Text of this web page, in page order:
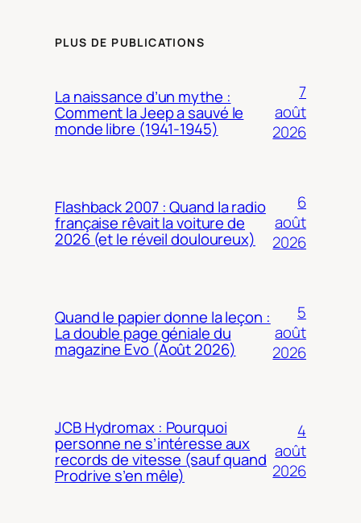
PLUS DE PUBLICATIONS
La naissance d’un mythe :
Comment la Jeep a sauvé le
monde libre (1941-1945)
7
août
2026
Flashback 2007 : Quand la radio
française rêvait la voiture de
2026 (et le réveil douloureux)
6
août
2026
Quand le papier donne la leçon :
La double page géniale du
magazine Evo (Août 2026)
5
août
2026
JCB Hydromax : Pourquoi
personne ne s’intéresse aux
records de vitesse (sauf quand
Prodrive s’en mêle)
4
août
2026